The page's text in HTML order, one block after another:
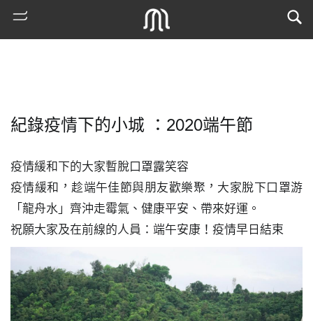
門
搜
索
古
地
紀錄疫情下的小城 ：2020端午節
疫情緩和下的大家暫脫口罩露笑容
疫情緩和，趁端午佳節與朋友歡樂聚，大家脫下口罩游
「龍舟水」齊沖走霉氣、健康平安、帶來好運。
祝願大家及在前線的人員：端午安康！疫情早日結束